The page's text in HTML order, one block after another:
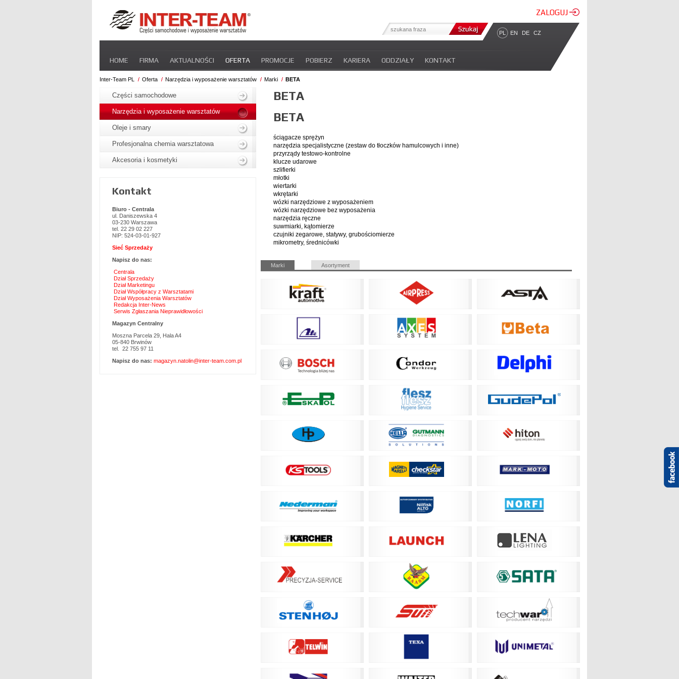
ZALOGUJ
PL EN DE CZ
nawigacje
HOME FIRMA AKTUALNOŚCI OFERTA PROMOCJE POBIERZ KARIERA ODDZIAŁY KONTAKT
STREFA DLA PRZEWOŹNIKA CERTYFIKATY INTER-NEWS
Inter-Team PL Oferta Narzędzia i wyposażenie warsztatów Marki BETA
BETA
BETA
ściągacze sprężyn
narzędzia specjalistyczne (zestaw do tłoczków hamulcowych i inne)
przyrządy testowo-kontrolne
klucze udarowe
szlifierki
młotki
wiertarki
wkrętarki
wózki narzędziowe z wyposażeniem
wózki narzędziowe bez wyposażenia
narzędzia ręczne
suwmiarki, kątomierze
czujniki zegarowe, statywy, grubościomierze
mikrometry, średnicówki
Pomiń
nawigacje
Marki Asortyment
nawigacje
Części samochodowe
Narzędzia i wyposażenie warsztatów
Oleje i smary
Profesjonalna chemia warsztatowa
Akcesoria i kosmetyki
Kontakt
Biuro - Centrala
ul. Daniszewska 4
03-230 Warszawa
tel. 22 29 02 227
NIP: 524-03-01-927
Sieć Sprzedaży
Napisz do nas:
Centrala
Dział Sprzedaży
Dział Marketingu
Dział Współpracy z Warsztatami
Dział Wyposażenia Warsztatów
Redakcja Inter-News
Serwis Zgłaszania Nieprawidłowości
Magazyn Centralny
Moszna Parcela 29, Hala A4
05-840 Brwinów
tel. 22 755 97 11
Napisz do nas: magazyn.natolin@inter-team.com.pl